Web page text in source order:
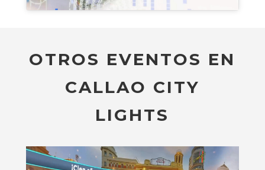
OTROS EVENTOS EN
CALLAO CITY
LIGHTS